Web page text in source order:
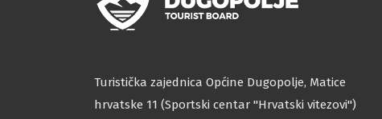
Turistička zajednica Općine Dugopolje, Matice
hrvatske 11 (Sportski centar ''Hrvatski vitezovi'')